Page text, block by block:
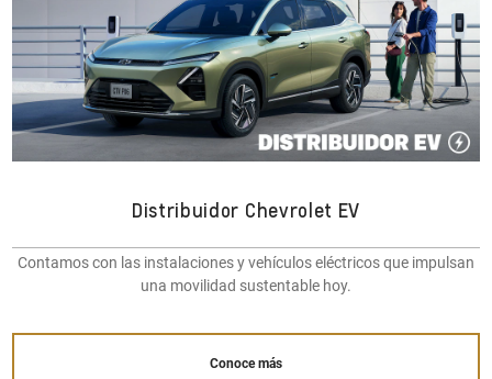
Distribuidor Chevrolet EV
Contamos con las instalaciones y vehículos eléctricos que impulsan
una movilidad sustentable hoy.
Conoce más